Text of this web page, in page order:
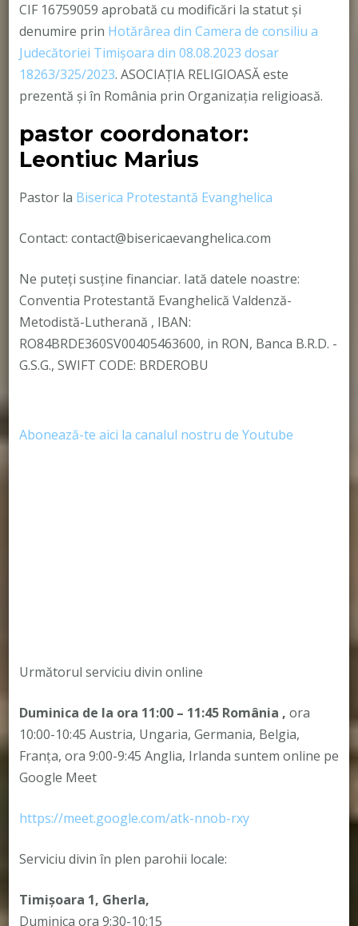
CIF 16759059 aprobată cu modificări la statut și
denumire prin Hotărârea din Camera de consiliu a
Judecătoriei Timișoara din 08.08.2023 dosar
18263/325/2023. ASOCIAȚIA RELIGIOASĂ este
prezentă și în România prin Organizația religioasă.
pastor coordonator:
Leontiuc Marius
Pastor la Biserica Protestantă Evanghelica
Contact: contact@bisericaevanghelica.com
Ne puteți susține financiar. Iată datele noastre:
Conventia Protestantă Evanghelică Valdenză-
Metodistă-Lutherană , IBAN:
RO84BRDE360SV00405463600, in RON, Banca B.R.D. -
G.S.G., SWIFT CODE: BRDEROBU
Abonează-te aici la canalul nostru de Youtube
Următorul serviciu divin online
Duminica de la ora 11:00 – 11:45România , ora
10:00-10:45 Austria, Ungaria, Germania, Belgia,
Franța, ora 9:00-9:45 Anglia, Irlanda suntem online pe
Google Meet
https://meet.google.com/atk-nnob-rxy
Serviciu divin în plen parohii locale:
Timișoara 1, Gherla,
Duminica ora 9:30-10:15